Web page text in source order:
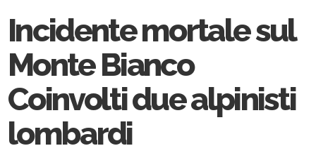
Incidente mortale sul
Monte Bianco
Coinvolti due alpinisti
lombardi